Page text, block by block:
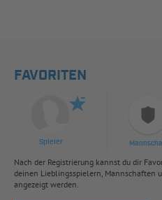
FAVORITEN
Spieler
Nach der Registrierung kannst du dir
deinen Lieblingsspielern, Mannschaften
angezeigt werden.